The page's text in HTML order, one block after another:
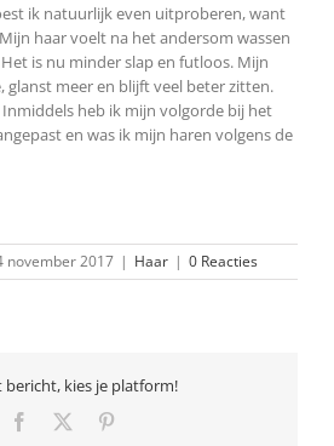
ik natuurlijk even uitproberen, want
haar voelt na het andersom wassen
is nu minder slap en futloos. Mijn
glanst meer en blijft veel beter zitten.
Inmiddels heb ik mijn volgorde bij het
en was ik mijn haren volgens de
november 2017 | Haar | 0 Reacties
bericht, kies je platform!
Facebook